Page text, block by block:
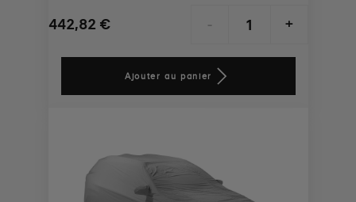
442,82 €
Price
442,82
- +
Quantity
to:
Ajouter au panier